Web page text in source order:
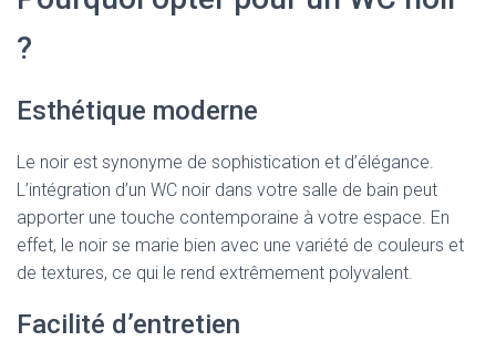
?
Esthétique moderne
Le noir est synonyme de sophistication et d’élégance.
L’intégration d’un WC noir dans votre salle de bain peut
apporter une touche contemporaine à votre espace. En
effet, le noir se marie bien avec une variété de couleurs et
de textures, ce qui le rend extrêmement polyvalent.
Facilité d’entretien